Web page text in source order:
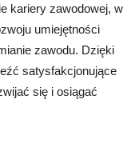
kariery zawodowej, w
umiejętności
zawodu. Dzięki
satysfakcjonujące
się i osiągać